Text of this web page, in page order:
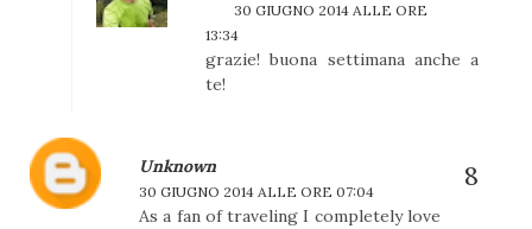
30 GIUGNO 2014 ALLE ORE
13:34
grazie! buona settimana anche a
te!
Unknown
30 GIUGNO 2014 ALLE ORE 07:04
As a fan of traveling I completely love